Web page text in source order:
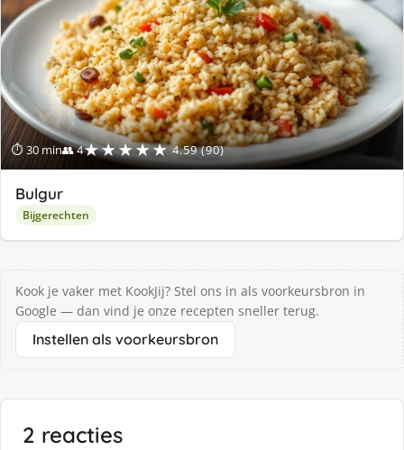
⏱ 30 min👥 4★★★★★ 4.59 (90)
Bulgur
Bijgerechten
Kook je vaker met KookJij? Stel ons in als voorkeursbron in
Google — dan vind je onze recepten sneller terug.
Instellen als voorkeursbron
2 reacties